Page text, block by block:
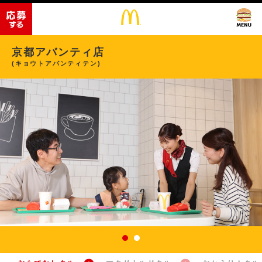
京都アバンティ店
(キョウトアバンティテン)